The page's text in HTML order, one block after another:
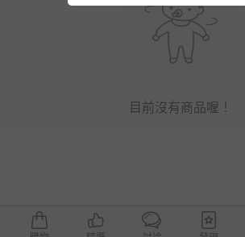
目前沒有商品喔！